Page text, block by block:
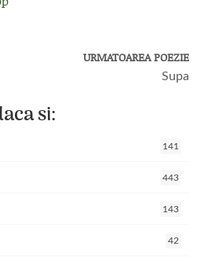
URMATOAREA POEZIE
Supa
si:
141
443
143
42